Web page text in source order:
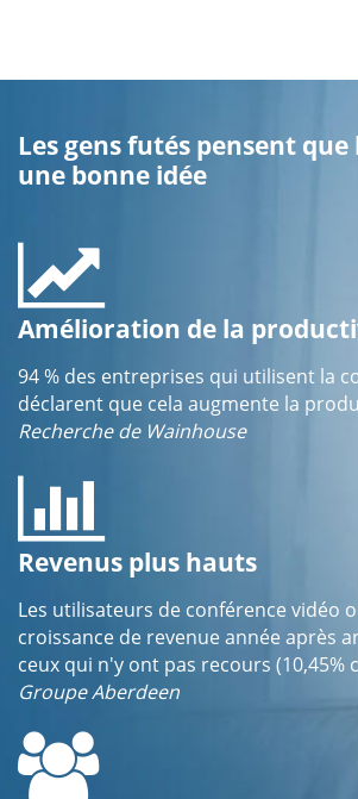
Les gens futés pensent
une bonne idée
Amélioration de la
94 % des entreprises qui utilisent la
déclarent que cela augmente la
Recherche de Wainhouse
Revenus plus hauts
Les utilisateurs de conférence vidéo
croissance de revenue année après
ceux qui n'y ont pas recours (10,45%
Groupe Aberdeen